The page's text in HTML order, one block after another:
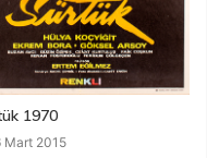
1970
Mart 2015